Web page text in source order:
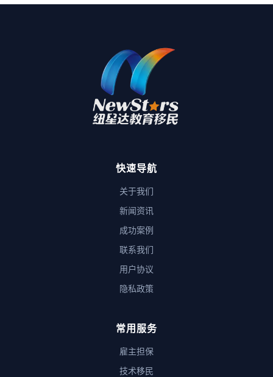
快速导航
关于我们
新闻资讯
成功案例
联系我们
用户协议
隐私政策
常用服务
雇主担保
技术移民